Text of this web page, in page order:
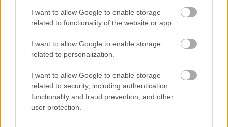
I want to allow Google to enable storage
related to functionality of the website or app.
I want to allow Google to enable storage
related to personalization.
I want to allow Google to enable storage
related to security, including authentication
functionality and fraud prevention, and other
user protection.
2026-08-08 17:00
AC MilanvsManchester United2026-08-15 18:00
ELŐZŐ MÉRKŐZÉSEK